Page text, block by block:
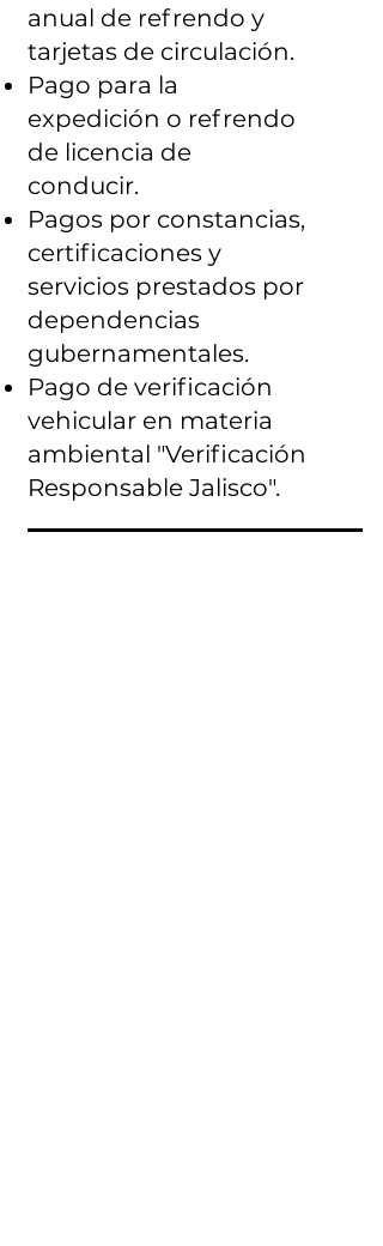
anual de refrendo y
tarjetas de circulación.
Pago para la
expedición o refrendo
de licencia de
conducir.
Pagos por constancias,
certificaciones y
servicios prestados por
dependencias
gubernamentales.
Pago de verificación
vehicular en materia
ambiental "Verificación
Responsable Jalisco".